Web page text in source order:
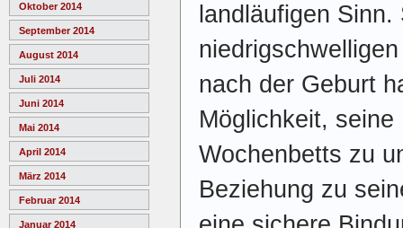
Oktober 2014
September 2014
August 2014
Juli 2014
Juni 2014
Mai 2014
April 2014
März 2014
Februar 2014
Januar 2014
landläufigen
nach der Geburt
Möglichkeit,
Wochenbetts zu
Beziehung zu